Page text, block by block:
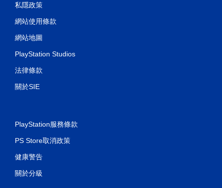
私隱政策
網站使用條款
網站地圖
PlayStation Studios
法律條款
關於SIE
PlayStation服務條款
PS Store取消政策
健康警告
關於分級